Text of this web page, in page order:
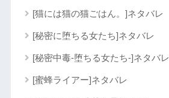
[猫には猫の猫ごはん。]ネタバレ
[秘密に堕ちる女たち]ネタバレ
[秘密中毒-堕ちる女たち-]ネタバレ
[蜜蜂ライアー]ネタバレ